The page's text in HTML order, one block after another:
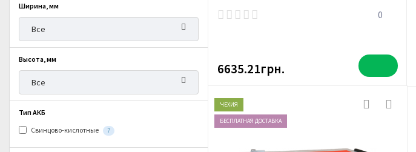
Ширина, мм
Все
Высота, мм
Все
Тип АКБ
Свинцово-кислотные
7
0
6635.21грн.
ЧЕХИЯ
БЕСПЛАТНАЯ ДОСТАВКА